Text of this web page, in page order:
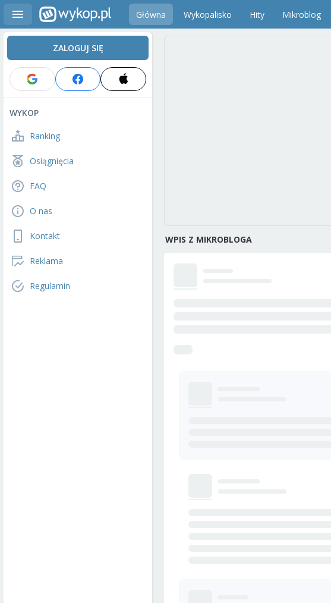
Główna Wykopalisko Hity Mikroblog
ZALOGUJ SIĘ
WYKOP
Ranking
Osiągnięcia
FAQ
O nas
Kontakt
Reklama
Regulamin
WPIS Z MIKROBLOGA